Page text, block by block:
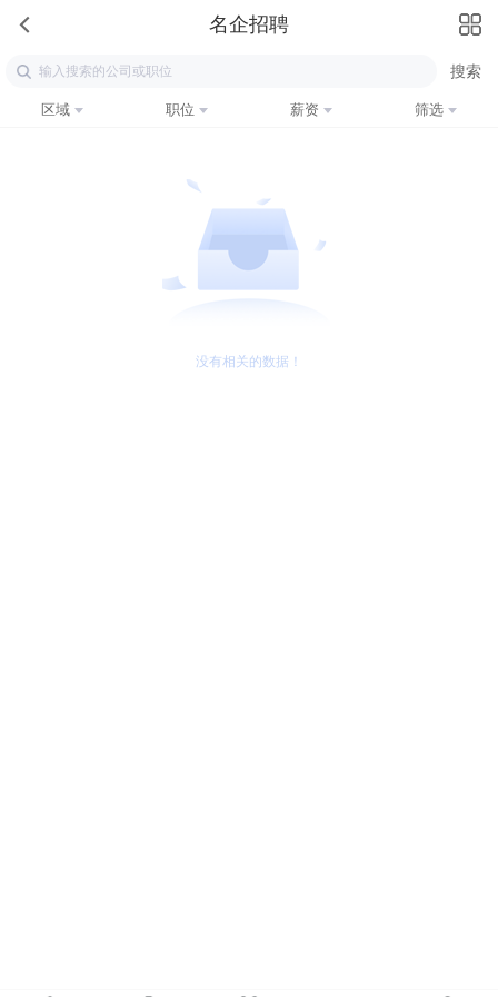
名企招聘
区域 职位 薪资 筛选
没有相关的数据！